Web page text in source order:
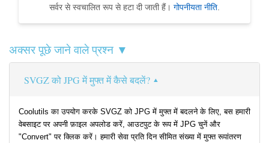
सर्वर से स्वचालित रूप से हटा दी जाती हैं। गोपनीयता नीति.
अक्सर पूछे जाने वाले प्रश्न ▼
SVGZ को JPG में मुफ्त में कैसे बदलें?
Coolutils का उपयोग करके SVGZ को JPG में मुफ्त में बदलने के लिए, बस हमारी
वेबसाइट पर अपनी फ़ाइल अपलोड करें, आउटपुट के रूप में JPG चुनें और
"Convert" पर क्लिक करें। हमारी सेवा प्रति दिन सीमित संख्या में मुफ्त रूपांतरण